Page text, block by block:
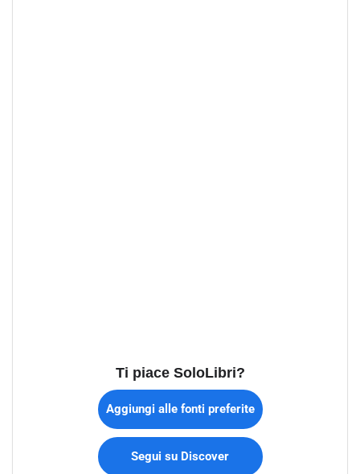
Ti piace SoloLibri?
Aggiungi alle fonti preferite
Segui su Discover